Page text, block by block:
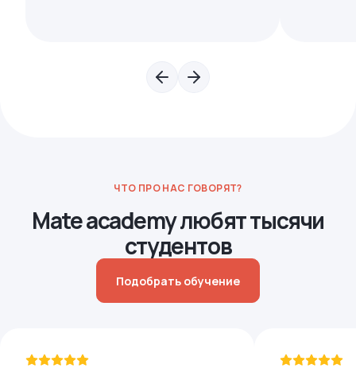
ЧТО ПРО НАС ГОВОРЯТ?
Mate academy любят тысячи
студентов
Подобрать обучение